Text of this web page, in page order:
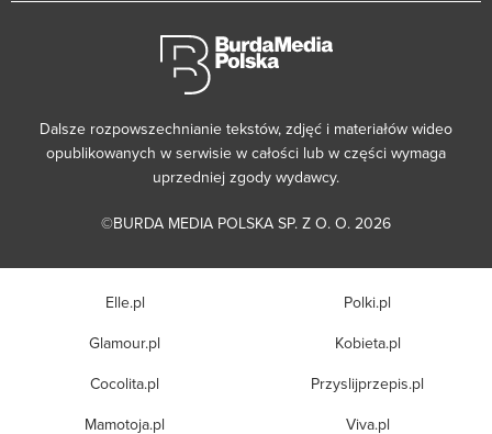
Dalsze rozpowszechnianie tekstów, zdjęć i materiałów wideo
opublikowanych w serwisie w całości lub w części wymaga
uprzedniej zgody wydawcy.
©BURDA MEDIA POLSKA SP. Z O. O. 2026
Elle.pl
Glamour.pl
Cocolita.pl
Mamotoja.pl
Polki.pl
Kobieta.pl
Przyslijprzepis.pl
Viva.pl